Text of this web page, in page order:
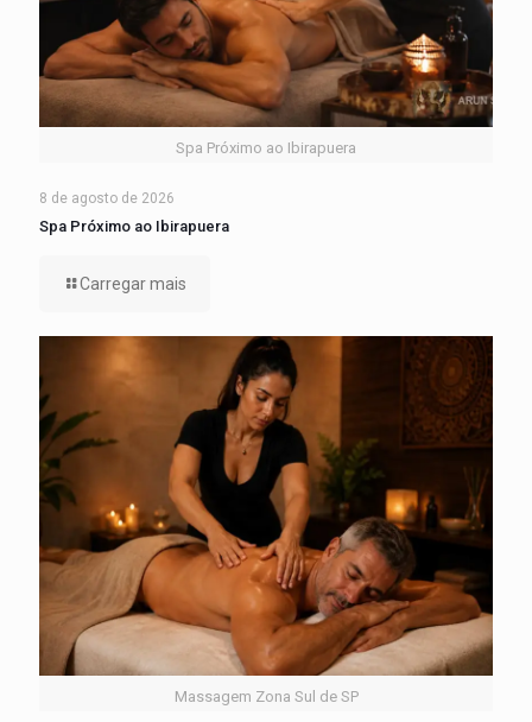
Spa Próximo ao Ibirapuera
8 de agosto de 2026
Spa Próximo ao Ibirapuera
Carregar mais
Massagem Zona Sul de SP